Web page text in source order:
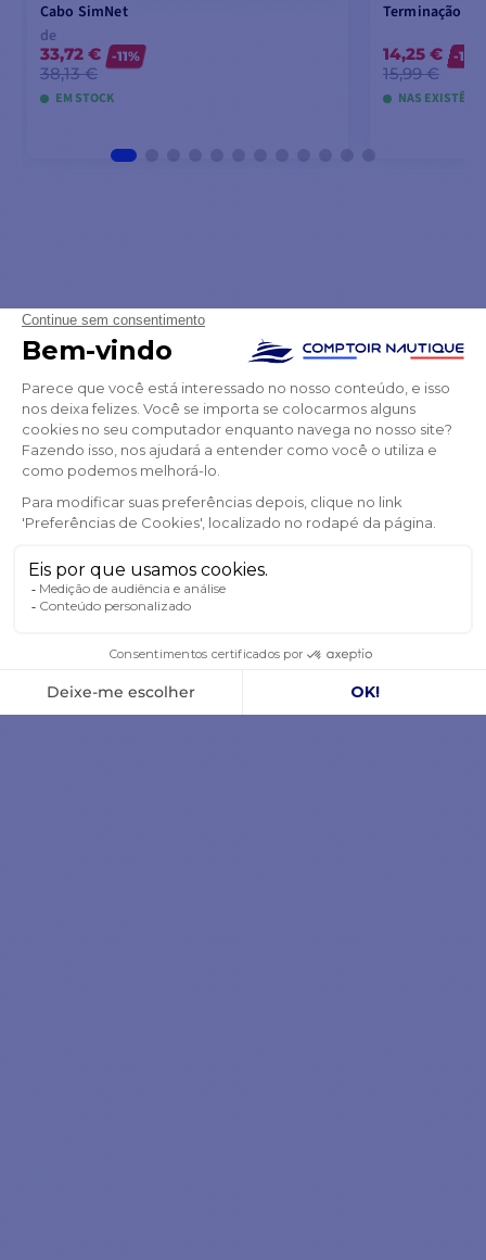
Cabo SimNet
de
33,72 €
38,13 €
-11%
EM STOCK
Terminação
14,25 €
15,99 €
-10%
NAS